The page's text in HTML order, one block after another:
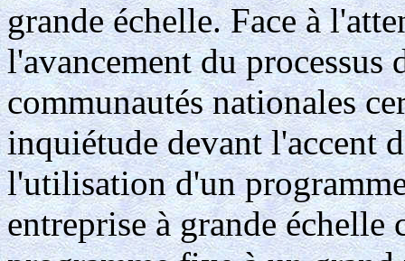
grande échelle. Face à
l'avancement du processus
communautés nationales
inquiétude devant l'accent
l'utilisation d'un
entreprise à grande